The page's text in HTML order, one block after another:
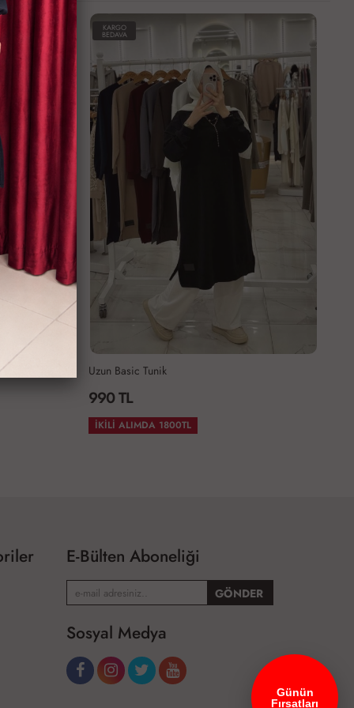
KARGO
BEDAVA
Uzun Basic Tunik
990 TL
İKİLİ ALIMDA 1800TL
E-Bülten Aboneliği
Sosyal Medya
Günün
Fırsatları